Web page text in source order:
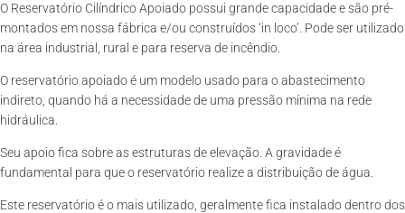
O Reservatório Cilíndrico Apoiado possui grande capacidade e são pré-
montados em nossa fábrica e/ou construídos ‘in loco’. Pode ser utilizado
na área industrial, rural e para reserva de incêndio.
O reservatório apoiado é um modelo usado para o abastecimento
indireto, quando há a necessidade de uma pressão mínima na rede
hidráulica.
Seu apoio fica sobre as estruturas de elevação. A gravidade é
fundamental para que o reservatório realize a distribuição de água.
Este reservatório é o mais utilizado, geralmente fica instalado dentro dos